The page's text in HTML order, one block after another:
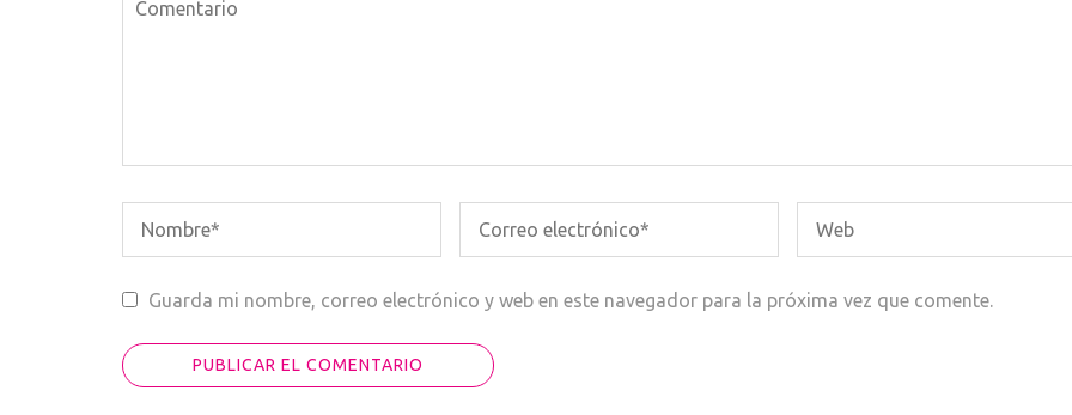
Guarda mi nombre, correo electrónico y web en este navegador para la próxima vez que comente.